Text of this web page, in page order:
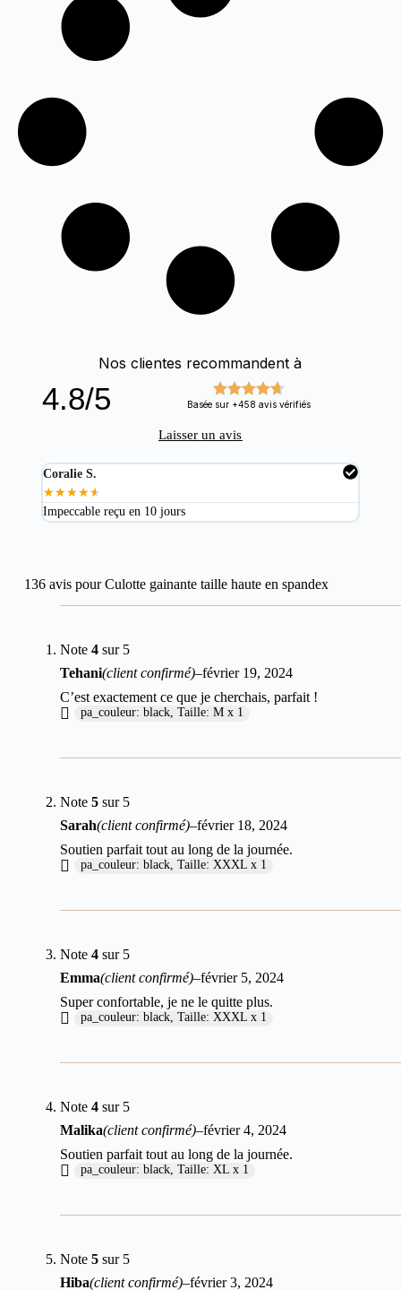
Nos clientes recommandent à
4.8/5 Basée sur +458 avis vérifiés
Laisser un avis
Coralie S.
★★★★★
Impeccable reçu en 10 jours
136 avis pourCulotte gainante taille haute en spandex
Note 4sur 5
Tehani(client confirmé)–février 19, 2024
C’est exactement ce que je cherchais, parfait !
pa_couleur: black, Taille: M x 1
Note 5sur 5
Sarah(client confirmé)–février 18, 2024
Soutien parfait tout au long de la journée.
pa_couleur: black, Taille: XXXL x 1
Note 4sur 5
Emma(client confirmé)–février 5, 2024
Super confortable, je ne le quitte plus.
pa_couleur: black, Taille: XXXL x 1
Note 4sur 5
Malika(client confirmé)–février 4, 2024
Soutien parfait tout au long de la journée.
pa_couleur: black, Taille: XL x 1
Note 5sur 5
Hiba(client confirmé)–février 3, 2024